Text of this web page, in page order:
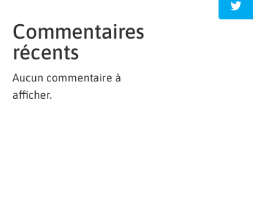
Commentaires
récents
Aucun commentaire à
afficher.